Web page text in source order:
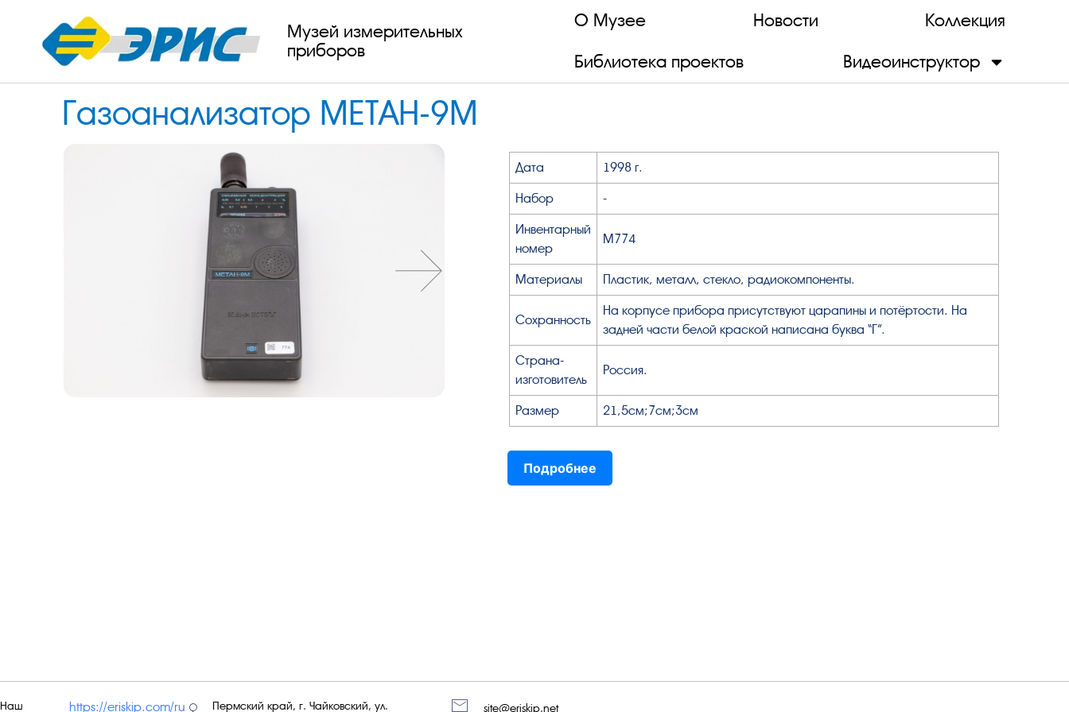
Музей измерительных
приборов
О Музее Новости Коллекция
Библиотека проектов Видеоинструктор
Газоанализатор МЕТАН-9М
Дата 1998 г.
Набор -
Инвентарный
номер
М774
Материалы Пластик, металл, стекло, радиокомпоненты.
Сохранность
На корпусе прибора присутствуют царапины и потёртости. На
задней части белой краской написана буква “Г”.
Страна-
изготовитель
Россия.
Размер 21,5см;7см;3см
Подробнее
Наш https://eriskip.com/ru Пермский край, г. Чайковский, ул. site@eriskip.net